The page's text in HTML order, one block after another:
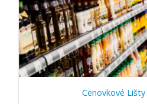
Cenovkové Lišty